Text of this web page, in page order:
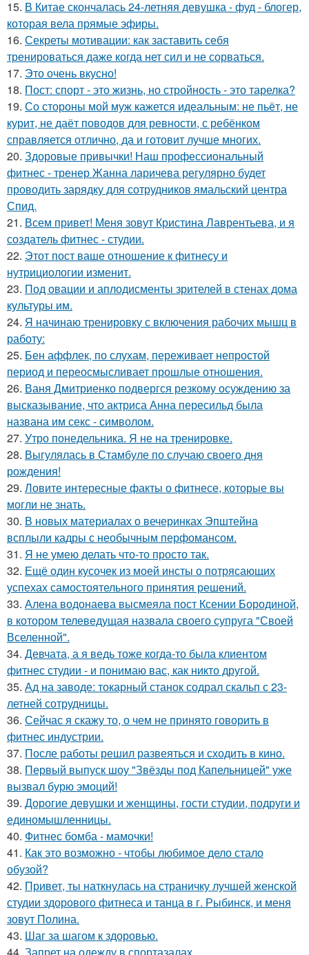
15. В Китае скончалась 24-летняя девушка - фуд - блогер,
которая вела прямые эфиры.
16. Секреты мотивации: как заставить себя
тренироваться даже когда нет сил и не сорваться.
17. Это очень вкусно!
18. Пост: спорт - это жизнь, но стройность - это тарелка?
19. Со стороны мой муж кажется идеальным: не пьёт, не
курит, не даёт поводов для ревности, с ребёнком
справляется отлично, да и готовит лучше многих.
20. Здоровые привычки! Наш профессиональный
фитнес - тренер Жанна ларичева регулярно будет
проводить зарядку для сотрудников ямальский центра
Спид.
21. Всем привет! Меня зовут Кристина Лаврентьева, и я
создатель фитнес - студии.
22. Этот пост ваше отношение к фитнесу и
нутрициологии изменит.
23. Под овации и аплодисменты зрителей в стенах дома
культуры им.
24. Я начинаю тренировку с включения рабочих мышц в
работу:
25. Бен аффлек, по слухам, переживает непростой
период и переосмысливает прошлые отношения.
26. Ваня Дмитриенко подвергся резкому осуждению за
высказывание, что актриса Анна пересильд была
названа им секс - символом.
27. Утро понедельника. Я не на тренировке.
28. Выгулялась в Стамбуле по случаю своего дня
рождения!
29. Ловите интересные факты о фитнесе, которые вы
могли не знать.
30. В новых материалах о вечеринках Эпштейна
всплыли кадры с необычным перфомансом.
31. Я не умею делать что-то просто так.
32. Ещё один кусочек из моей инсты о потрясающих
успехах самостоятельного принятия решений.
33. Алена водонаева высмеяла пост Ксении Бородиной,
в котором телеведущая назвала своего супруга "Своей
Вселенной".
34. Девчата, а я ведь тоже когда-то была клиентом
фитнес студии - и понимаю вас, как никто другой.
35. Ад на заводе: токарный станок содрал скальп с 23-
летней сотрудницы.
36. Сейчас я скажу то, о чем не принято говорить в
фитнес индустрии.
37. После работы решил развеяться и сходить в кино.
38. Первый выпуск шоу "Звёзды под Капельницей" уже
вызвал бурю эмоций!
39. Дорогие девушки и женщины, гости студии, подруги и
единомышленницы.
40. Фитнес бомба - мамочки!
41. Как это возможно - чтобы любимое дело стало
обузой?
42. Привет, ты наткнулась на страничку лучшей женской
студии здорового фитнеса и танца в г. Рыбинск, и меня
зовут Полина.
43. Шаг за шагом к здоровью.
44. Запрет на одежду в спортазалах.